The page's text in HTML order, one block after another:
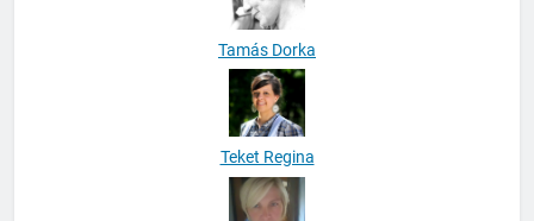
Tamás Dorka
Teket Regina